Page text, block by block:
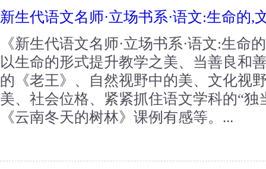
新生代语文名师·立场书系·语文:生命的,
《新生代语文名师·立场书系·语文:生命
以生命的形式提升教学之美、当善良
的《老王》、自然视野中的美、文化视
美、社会位格、紧紧抓住语文学科的“
《云南冬天的树林》课例有感等。...